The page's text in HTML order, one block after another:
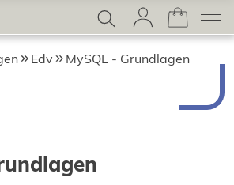
Edv MySQL - Grundlagen